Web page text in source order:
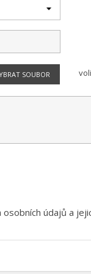
SOUBOR
osobních údajů a
×
×
×